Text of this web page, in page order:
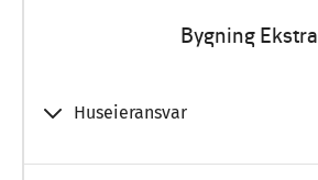
Bygning Ekstra
Huseieransvar